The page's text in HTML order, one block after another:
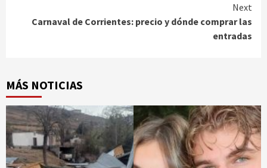
Next
Carnaval de Corrientes: precio y dónde comprar las
entradas
MÁS NOTICIAS